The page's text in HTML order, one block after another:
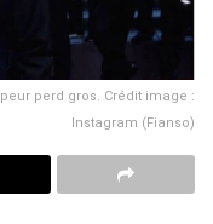
perd gros. Crédit image :
Instagram (Fianso)